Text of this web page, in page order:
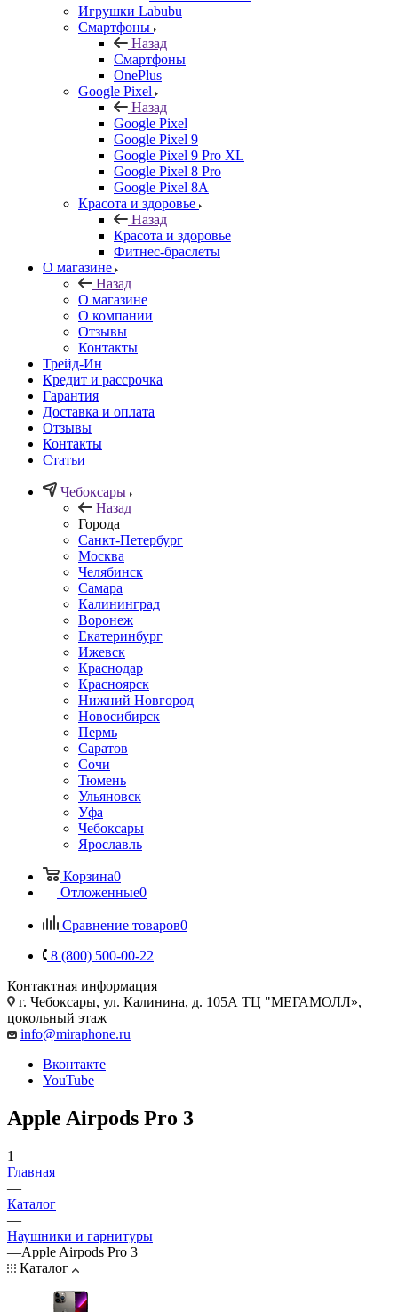
Игрушки Labubu
Смартфоны
Назад
Смартфоны
OnePlus
Google Pixel
Назад
Google Pixel
Google Pixel 9
Google Pixel 9 Pro XL
Google Pixel 8 Pro
Google Pixel 8A
Красота и здоровье
Назад
Красота и здоровье
Фитнес-браслеты
О магазине
Назад
О магазине
О компании
Отзывы
Контакты
Трейд-Ин
Кредит и рассрочка
Гарантия
Доставка и оплата
Отзывы
Контакты
Статьи
Чебоксары
Назад
Города
Санкт-Петербург
Москва
Челябинск
Самара
Калининград
Воронеж
Екатеринбург
Ижевск
Краснодар
Красноярск
Нижний Новгород
Новосибирск
Пермь
Саратов
Сочи
Тюмень
Ульяновск
Уфа
Чебоксары
Ярославль
Корзина0
Отложенные0
Сравнение товаров0
8 (800) 500-00-22
Контактная информация
г. Чебоксары, ул. Калинина, д. 105А ТЦ "МЕГАМОЛЛ»,
цокольный этаж
info@miraphone.ru
Вконтакте
YouTube
Apple Airpods Pro 3
1
Главная
—
Каталог
—
Наушники и гарнитуры
—Apple Airpods Pro 3
Каталог